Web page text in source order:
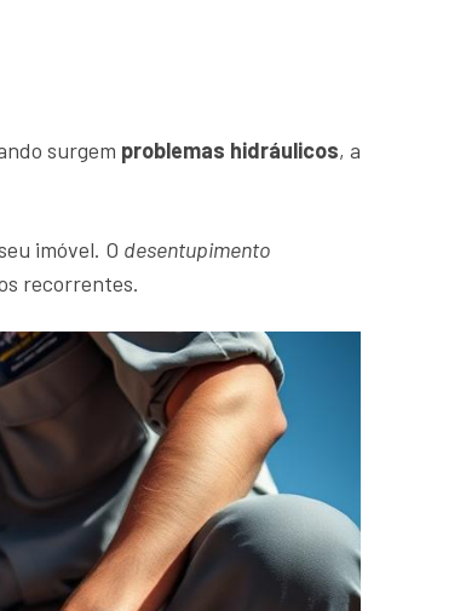
surgem problemas hidráulicos, a
imóvel. O desentupimento
recorrentes.